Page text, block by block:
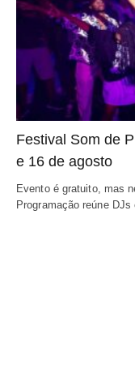
Festival Som de
e 16 de agosto
Evento é gratuito, mas
Programação reúne